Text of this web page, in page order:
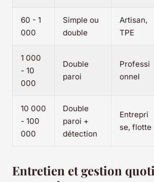
60 - 1
000
Simple ou
double
Artisan,
TPE
1 000
- 10
000
Double
paroi
Professi
onnel
10 000
- 100
000
Double
paroi +
détection
Entrepri
se, flotte
Entretien et gestion